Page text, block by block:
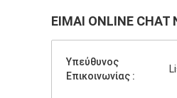
ΕΊΜΑΙ ONLINE CHAT
Υπεύθυνος
Επικοινωνίας :